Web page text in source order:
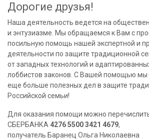
Дорогие друзья!
Наша деятельность ведется на
и энтузиазме. Мы обращаемся к Вам с
посильную помощь нашей экспертной и
деятельности по защите традиционной
от западных технологий и
лоббистов законов. С Вашей помощью
еще больше полезных дел в защите
Российской семьи!
Для оказания помощи можно
СБЕРБАНКА 4276 5500 3421 4679,
получатель Баранец Ольга Николаевна